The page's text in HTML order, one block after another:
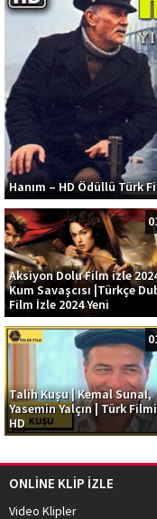
Hanım – HD Ödüllü Türk
Aksiyon Dolu Film izle
Kum Savaşcısı |Türkçe
Film İzle 2024 Yeni
Talih Kuşu | Kemal Sunal,
Yasemin Yalçın | Türk
HD
ONLİNE KLİP İZLE
Video Klipler